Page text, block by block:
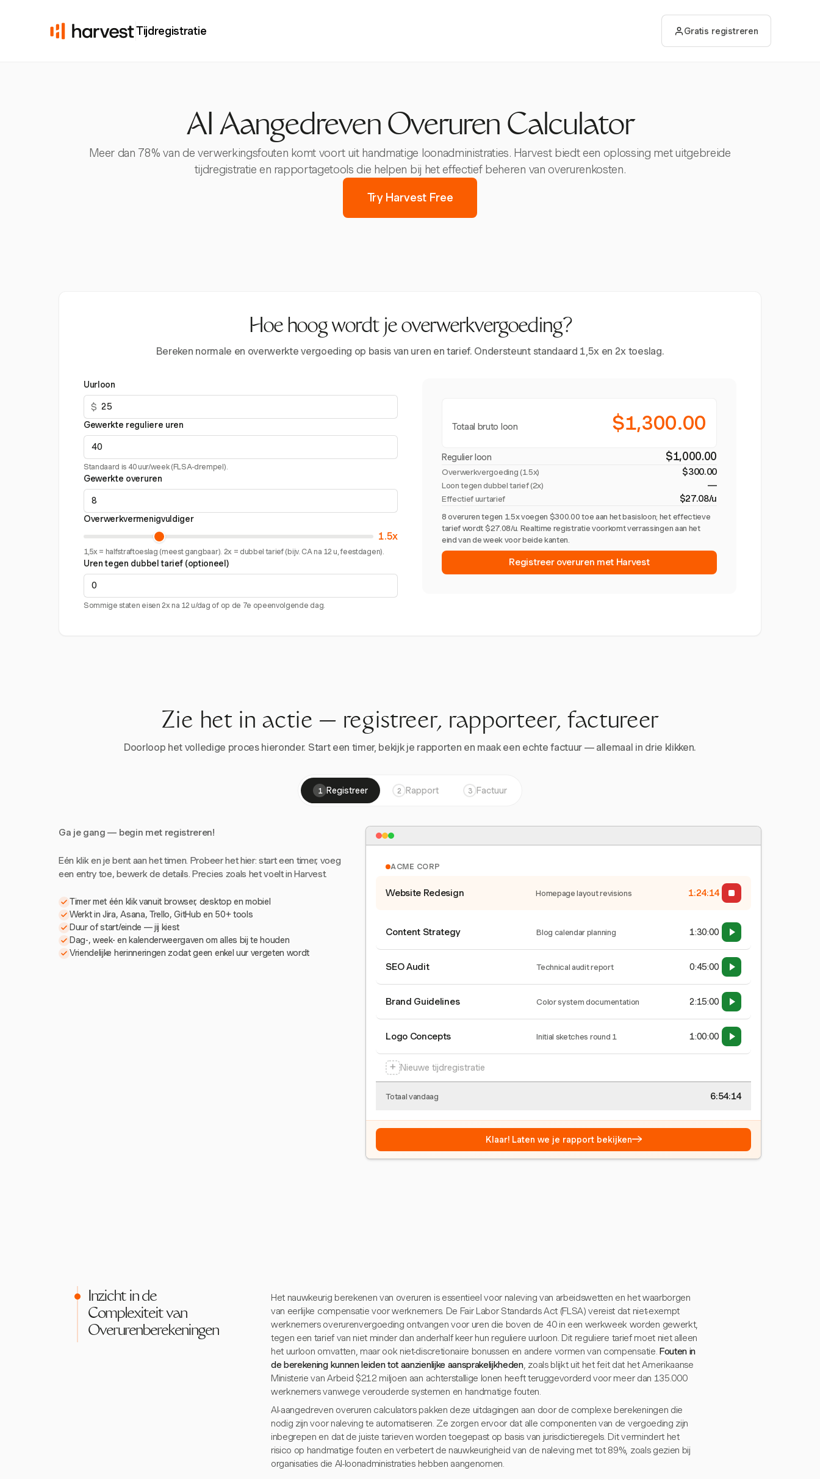
Tijdregistratie Gratis registreren
AI Aangedreven Overuren Calculator
Meer dan 78% van de verwerkingsfouten komt voort uit handmatige loonadministraties. Harvest biedt een oplossing met uitgebreide
tijdregistratie en rapportagetools die helpen bij het effectief beheren van overurenkosten.
Try Harvest Free
Hoe hoog wordt je overwerkvergoeding?
Bereken normale en overwerkte vergoeding op basis van uren en tarief. Ondersteunt standaard 1,5x en 2x toeslag.
Uurloon
$
Gewerkte reguliere uren
Standaard is 40 uur/week (FLSA-drempel).
Gewerkte overuren
Overwerkvermenigvuldiger
1.5x
1,5x = halfstraftoeslag (meest gangbaar). 2x = dubbel tarief (bijv. CA na 12 u, feestdagen).
Uren tegen dubbel tarief (optioneel)
Sommige staten eisen 2x na 12 u/dag of op de 7e opeenvolgende dag.
Totaal bruto loon $1,300.00
Regulier loon $1,000.00
Overwerkvergoeding (1.5x) $300.00
Loon tegen dubbel tarief (2x) —
Effectief uurtarief $27.08/u
8 overuren tegen 1.5x voegen $300.00 toe aan het basisloon; het effectieve
tarief wordt $27.08/u. Realtime registratie voorkomt verrassingen aan het
eind van de week voor beide kanten.
Registreer overuren met Harvest
Zie het in actie — registreer, rapporteer, factureer
Doorloop het volledige proces hieronder. Start een timer, bekijk je rapporten en maak een echte factuur — allemaal in drie klikken.
1 Registreer 2 Rapport 3 Factuur
Ga je gang — begin met registreren!
Eén klik en je bent aan het timen. Probeer het hier: start een timer, voeg
een entry toe, bewerk de details. Precies zoals het voelt in Harvest.
Timer met één klik vanuit browser, desktop en mobiel
Werkt in Jira, Asana, Trello, GitHub en 50+ tools
Duur of start/einde — jij kiest
Dag-, week- en kalenderweergaven om alles bij te houden
Vriendelijke herinneringen zodat geen enkel uur vergeten wordt
ACME CORP
Website Redesign Homepage layout revisions 1:24:15
Content Strategy Blog calendar planning 1:30:00
SEO Audit Technical audit report 0:45:00
Brand Guidelines Color system documentation 2:15:00
Logo Concepts Initial sketches round 1 1:00:00
+ Nieuwe tijdregistratie
Totaal vandaag 6:54:15
Klaar! Laten we je rapport bekijken→
Inzicht in de
Complexiteit van
Overurenberekeningen
Het nauwkeurig berekenen van overuren is essentieel voor naleving van arbeidswetten en het waarborgen
van eerlijke compensatie voor werknemers. De Fair Labor Standards Act (FLSA) vereist dat niet-exempt
werknemers overurenvergoeding ontvangen voor uren die boven de 40 in een werkweek worden gewerkt,
tegen een tarief van niet minder dan anderhalf keer hun reguliere uurloon. Dit reguliere tarief moet niet alleen
het uurloon omvatten, maar ook niet-discretionaire bonussen en andere vormen van compensatie. Fouten in
de berekening kunnen leiden tot aanzienlijke aansprakelijkheden, zoals blijkt uit het feit dat het Amerikaanse
Ministerie van Arbeid $212 miljoen aan achterstallige lonen heeft teruggevorderd voor meer dan 135.000
werknemers vanwege verouderde systemen en handmatige fouten.
AI-aangedreven overuren calculators pakken deze uitdagingen aan door de complexe berekeningen die
nodig zijn voor naleving te automatiseren. Ze zorgen ervoor dat alle componenten van de vergoeding zijn
inbegrepen en dat de juiste tarieven worden toegepast op basis van jurisdictieregels. Dit vermindert het
risico op handmatige fouten en verbetert de nauwkeurigheid van de naleving met tot 89%, zoals gezien bij
organisaties die AI-loonadministraties hebben aangenomen.